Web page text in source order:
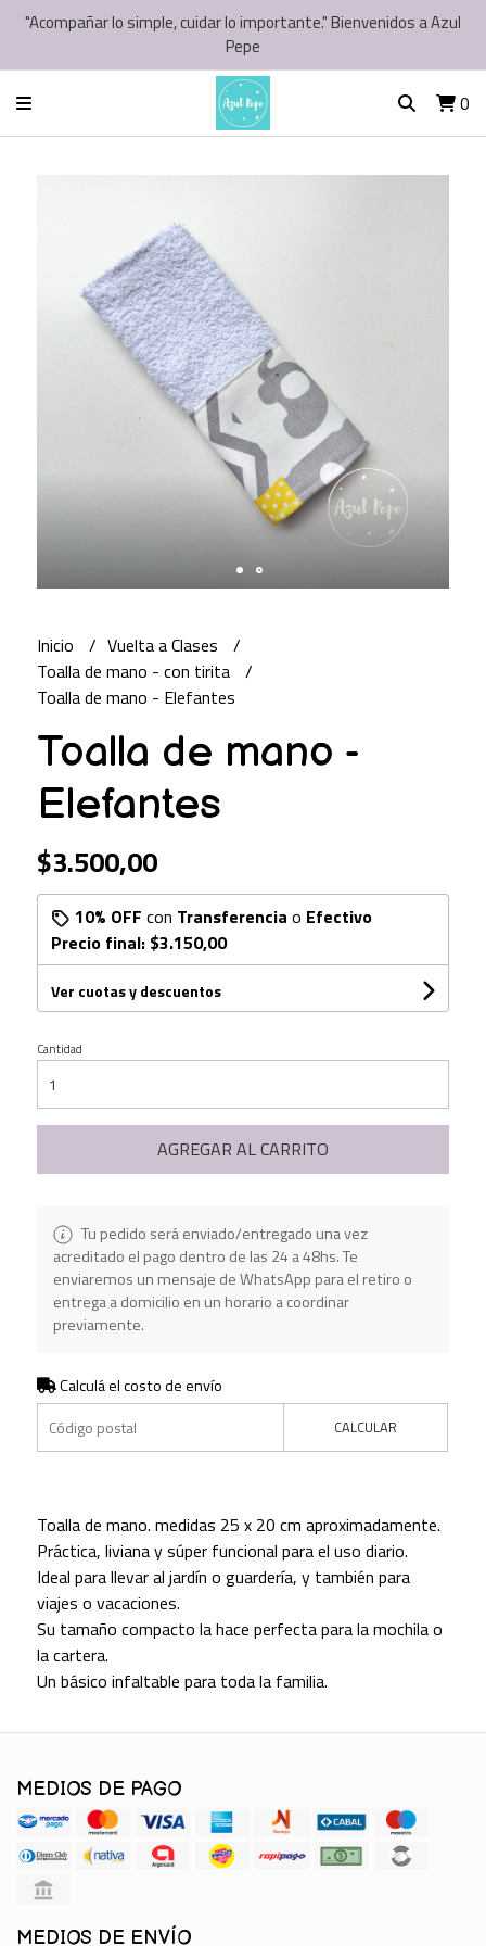
"Acompañar lo simple, cuidar lo importante." Bienvenidos a Azul
Pepe
0
Inicio
Vuelta a Clases
Toalla de mano - con tirita
Toalla de mano - Elefantes
Toalla de mano -
Elefantes
$3.500,00
10% OFF con Transferencia o Efectivo
Precio final: $3.150,00
Ver cuotas y descuentos
Cantidad
AGREGAR AL CARRITO
Tu pedido será enviado/entregado una vez
acreditado el pago dentro de las 24 a 48hs. Te
enviaremos un mensaje de WhatsApp para el retiro o
entrega a domicilio en un horario a coordinar
previamente.
Calculá el costo de envío
CALCULAR
Toalla de mano. medidas 25 x 20 cm aproximadamente.
Práctica, liviana y súper funcional para el uso diario.
Ideal para llevar al jardín o guardería, y también para
viajes o vacaciones.
Su tamaño compacto la hace perfecta para la mochila o
la cartera.
Un básico infaltable para toda la familia.
MEDIOS DE PAGO
MEDIOS DE ENVÍO